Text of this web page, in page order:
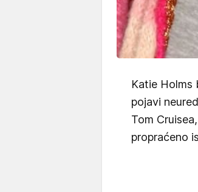
Katie Holms
pojavi
Tom
propraćeno